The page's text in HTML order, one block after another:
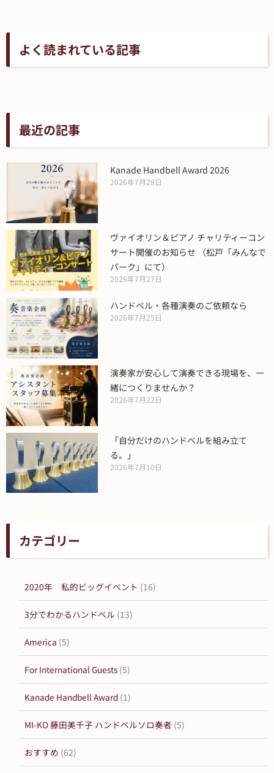
よく読まれている記事
最近の記事
Kanade Handbell Award 2026
2026年7月28日
ヴァイオリン＆ピアノ チャリティーコン
サート開催のお知らせ （松戸「みんなで
パーク」にて）
2026年7月27日
ハンドベル・各種演奏のご依頼なら
2026年7月25日
演奏家が安心して演奏できる現場を、一
緒につくりませんか？
2026年7月22日
「自分だけのハンドベルを組み立て
る。」
2026年7月10日
カテゴリー
2020年 私的ビッグイベント (16)
3分でわかるハンドベル (13)
America (5)
For International Guests (5)
Kanade Handbell Award (1)
MI-KO 藤田美千子 ハンドベルソロ奏者 (5)
おすすめ (62)